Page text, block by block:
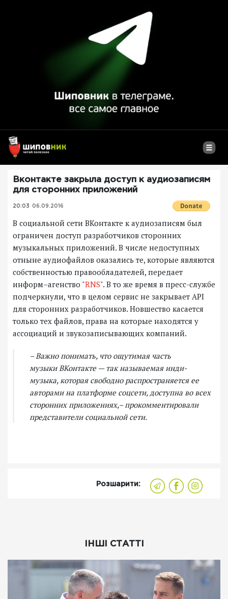
Вконтакте закрыла доступ к аудиозаписям
для сторонних приложений
20:03 06.09.2016
В социальной сети ВКонтакте к аудиозаписям был
ограничен доступ разработчиков сторонних
музыкальных приложений. В числе недоступных
отныне аудиофайлов оказались те, которые являются
собственностью правообладателей, передает
информ–агенство "RNS". В то же время в пресс-службе
подчеркнули, что в целом сервис не закрывает API
для сторонних разработчиков. Новшество касается
только тех файлов, права на которые находятся у
ассоциаций и звукозаписывающих компаний.
– Важно понимать, что ощутимая часть
музыки ВКонтакте — так называемая инди-
музыка, которая свободно распространяется ее
авторами на платформе соцсети, доступна во всех
сторонних приложениях,– прокомментировали
представители социальной сети.
Розшарити:
ІНШІ СТАТТІ